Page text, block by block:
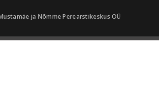
ja Nõmme Perearstikeskus OÜ